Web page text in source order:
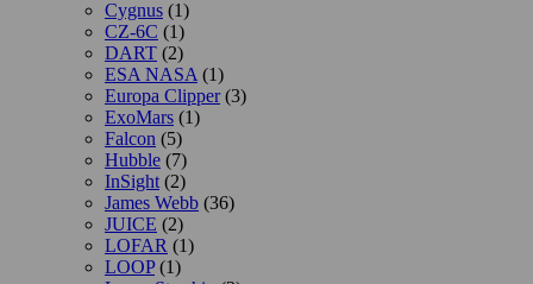
Cygnus (1)
CZ-6C (1)
DART (2)
ESA NASA (1)
Europa Clipper(3)
ExoMars (1)
Falcon (5)
Hubble (7)
InSight (2)
James Webb (36)
JUICE (2)
LOFAR (1)
LOOP(1)